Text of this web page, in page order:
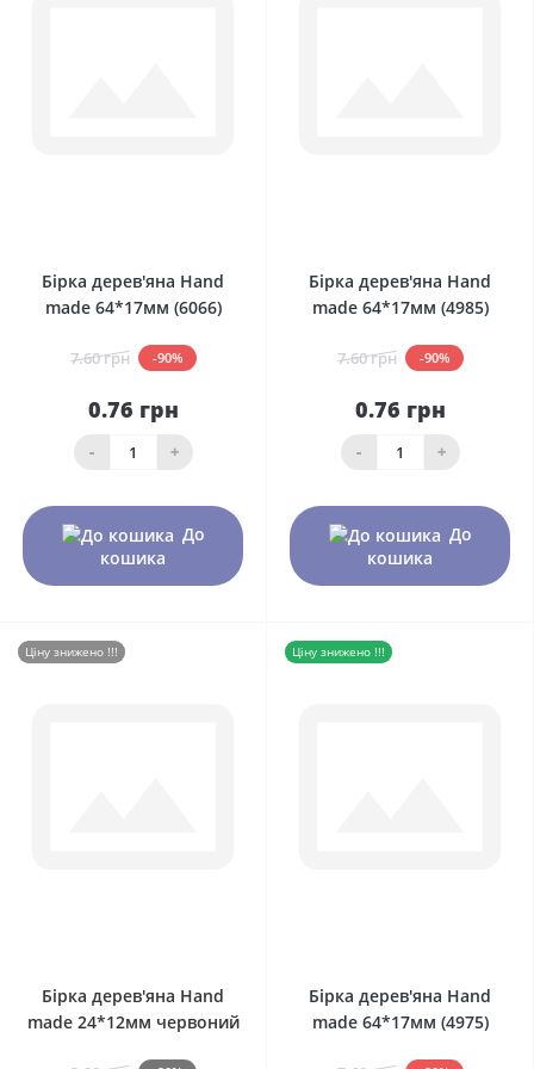
Бірка дерев'яна Hand
made 64*17мм (6066)
7.60 грн -90%
0.76 грн
- +
До
кошика
Бірка дерев'яна Hand
made 64*17мм (4985)
7.60 грн -90%
0.76 грн
- +
До
кошика
Ціну знижено !!!
Бірка дерев'яна Hand
made 24*12мм червоний
Ціну знижено !!!
Бірка дерев'яна Hand
made 64*17мм (4975)